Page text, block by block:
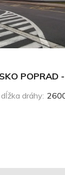
POPRAD
dĺžka dráhy: